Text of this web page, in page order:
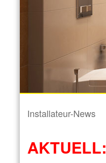
Installateur-News
AKTUELL: